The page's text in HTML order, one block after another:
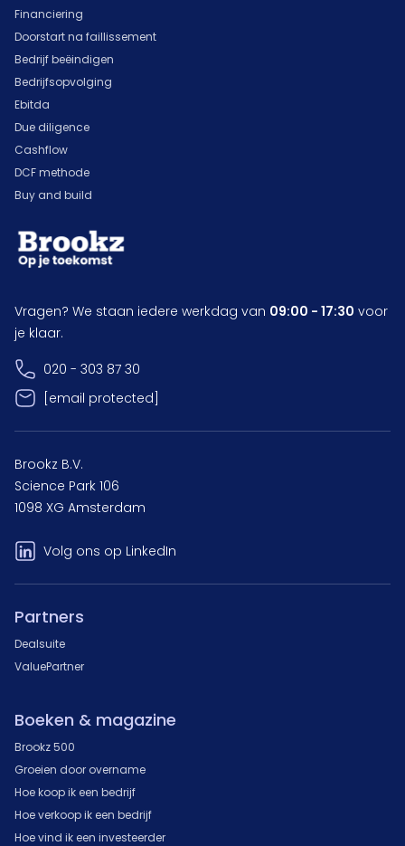
Financiering
Doorstart na faillissement
Bedrijf beëindigen
Bedrijfsopvolging
Ebitda
Due diligence
Cashflow
DCF methode
Buy and build
Vragen? We staan iedere werkdag van 09:00 - 17:30 voor
je klaar.
020 - 303 87 30
[email protected]
Brookz B.V.
Science Park 106
1098 XG Amsterdam
Volg ons op LinkedIn
Partners
Dealsuite
ValuePartner
Boeken & magazine
Brookz 500
Groeien door overname
Hoe koop ik een bedrijf
Hoe verkoop ik een bedrijf
Hoe vind ik een investeerder